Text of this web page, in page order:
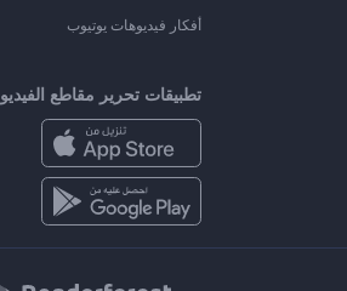
أفكار فيديوهات يوتيوب
تطبيقات تحرير مقاطع الفيديو